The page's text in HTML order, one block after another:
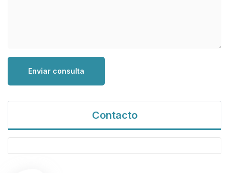
Enviar consulta
Contacto